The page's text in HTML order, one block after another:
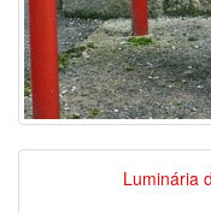
Luminária